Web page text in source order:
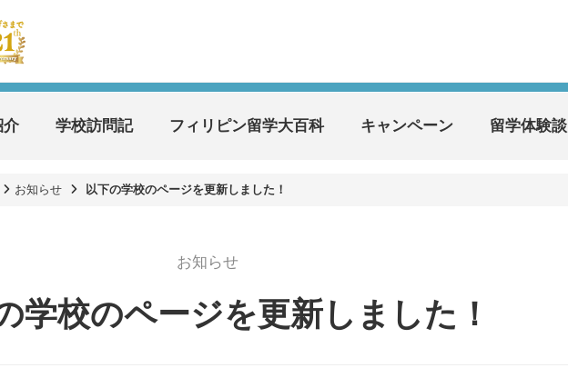
介 学校訪問記 フィリピン留学大百科 キャンペーン 留学体験談
お知らせ 以下の学校のページを更新しました！
お知らせ
学校のページを更新しました！